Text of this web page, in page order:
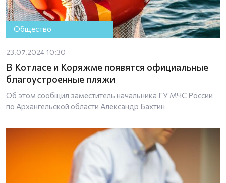
Общество
23.07.2024 10:30
В Котласе и Коряжме появятся официальные
благоустроенные пляжи
Об этом сообщил заместитель начальника ГУ МЧС России
по Архангельской области Александр Бахтин